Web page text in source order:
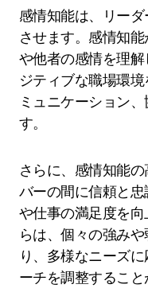
感情知能は、リー
させます。感情知
や他者の感情を理
ジティブな職場環
ミュニケーション
す。
さらに、感情知能
バーの間に信頼と
や仕事の満足度を
らは、個々の強み
り、多様なニーズ
ーチを調整すること